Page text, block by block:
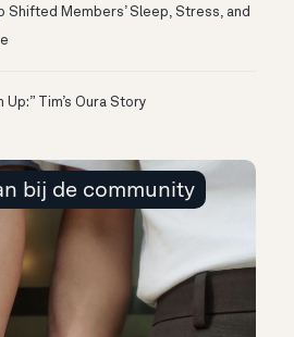
Shifted Members’ Sleep, Stress, and
Up:” Tim’s Oura Story
bij de community